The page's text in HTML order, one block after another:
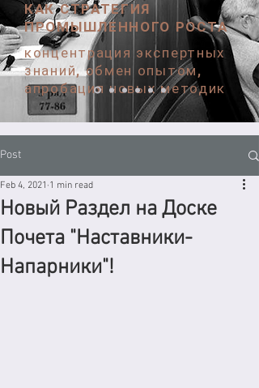
КАК СТРАТЕГИЯ
ПРОМЫШЛЕННОГО РОСТА
концентрация экспертных
знаний, обмен опытом,
апробация новых методик
Post
Новый Раздел на Доске
Почета "Наставники-
Напарники"!
Feb 4, 2021 1 min read